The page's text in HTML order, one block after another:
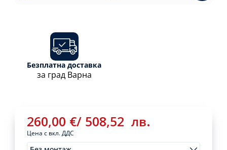
260,00 €/ 508,52 лв.
Цена с вкл. ДДС
Безплатна доставка
за град Варна